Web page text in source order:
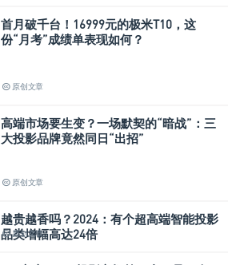
首月破千台！16999元的极米T10，这
份“月考”成绩单表现如何？
原创文章
高端市场要生变？一场默契的“暗战”：三
大投影品牌竟然同日“出招”
原创文章
越贵越香吗？2024：有个超高端智能投影
品类增幅高达24倍
原创文章